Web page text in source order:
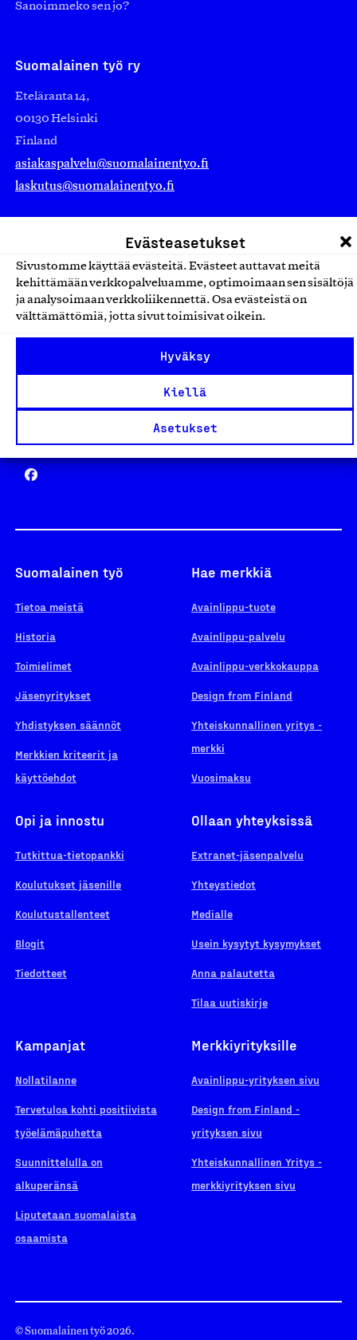
Evästeasetukset
Sivustomme käyttää evästeitä. Evästeet auttavat meitä
kehittämään verkkopalveluamme, optimoimaan sen sisältöjä
ja analysoimaan verkkoliikennettä. Osa evästeistä on
välttämättömiä, jotta sivut toimisivat oikein.
Hyväksy
Kiellä
Asetukset
Sanoimmeko sen jo?
Suomalainen työ ry
Eteläranta 14,
00130 Helsinki
Finland
asiakaspalvelu@suomalainentyo.fi
laskutus@suomalainentyo.fi
Avainlippu
Yhteiskunnallinen Yritys -merkki
Suomalainen työ
Tietoa meistä
Historia
Toimielimet
Jäsenyritykset
Yhdistyksen säännöt
Merkkien kriteerit ja
käyttöehdot
Hae merkkiä
Avainlippu-tuote
Avainlippu-palvelu
Avainlippu-verkkokauppa
Design from Finland
Yhteiskunnallinen yritys -
merkki
Vuosimaksu
Opi ja innostu
Tutkittua-tietopankki
Koulutukset jäsenille
Koulutustallenteet
Blogit
Tiedotteet
Ollaan yhteyksissä
Extranet-jäsenpalvelu
Yhteystiedot
Medialle
Usein kysytyt kysymykset
Anna palautetta
Tilaa uutiskirje
Kampanjat
Nollatilanne
Tervetuloa kohti positiivista
työelämäpuhetta
Suunnittelulla on
alkuperänsä
Liputetaan suomalaista
osaamista
Merkkiyrityksille
Avainlippu-yrityksen sivu
Design from Finland -
yrityksen sivu
Yhteiskunnallinen Yritys -
merkkiyrityksen sivu
© Suomalainen työ 2026.